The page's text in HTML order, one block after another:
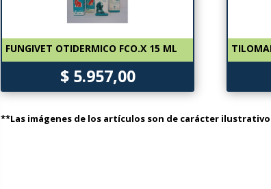
FUNGIVET OTIDERMICO FCO.X 15 ML
$ 5.957,00
**Las imágenes de los artículos son de carácter